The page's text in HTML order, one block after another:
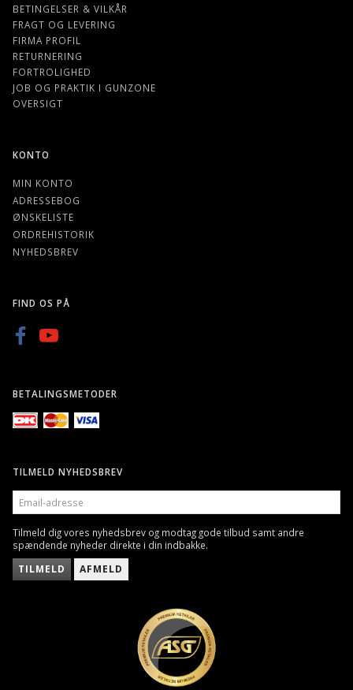
BETINGELSER & VILKÅR
FRAGT OG LEVERING
FIRMA PROFIL
RETURNERING
FORTROLIGHED
JOB OG PRAKTIK I GUNZONE
OVERSIGT
KONTO
MIN KONTO
ADRESSEBOG
ØNSKELISTE
ORDREHISTORIK
NYHEDSBREV
FIND OS PÅ
BETALINGSMETODER
TILMELD NYHEDSBREV
EMAIL-
ADRESSE
Tilmeld dig vores nyhedsbrev og modtag gode tilbud samt andre
spændende nyheder direkte i din indbakke.
TILMELD AFMELD